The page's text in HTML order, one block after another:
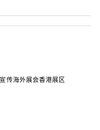
传海外展会香港展区